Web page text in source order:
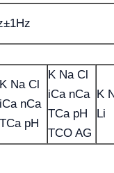
K Na Cl
iCa nCa
TCa pH
K Na Cl
iCa nCa
TCa pH
TCO AG
K
Li